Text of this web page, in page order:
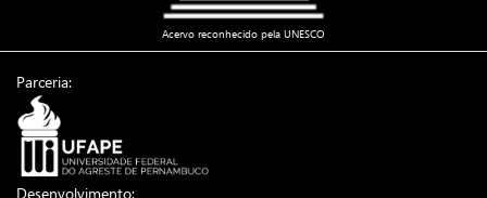
Acervo reconhecido pela UNESCO
Parceria:
Desenvolvimento: